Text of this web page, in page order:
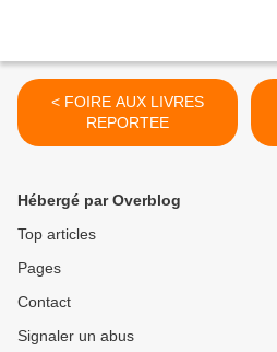
< FOIRE AUX LIVRES
REPORTEE
Hébergé par Overblog
Top articles
Pages
Contact
Signaler un abus